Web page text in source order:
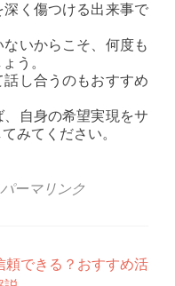
く傷つける出来事で
いからこそ、何度も
う。
し合うのもおすすめ
自身の希望実現をサ
みてください。
パーマリンク
ン
頼できる？おすすめ活